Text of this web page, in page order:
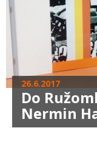
26.6.2017
Do
Nermin